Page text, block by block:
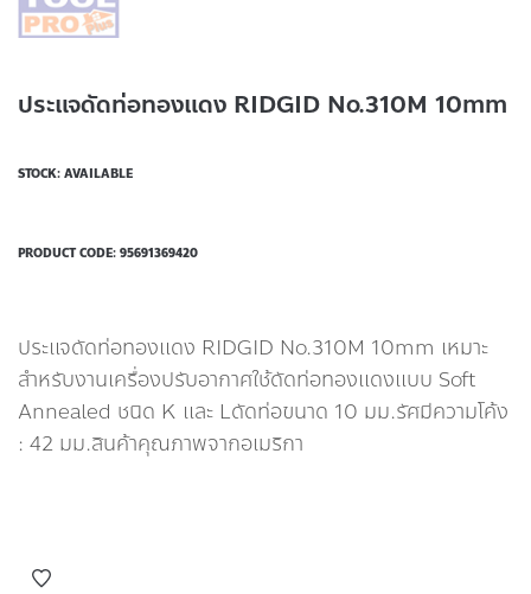
ประแจดัดท่อทองแดง RIDGID No.310M 10mm
STOCK: AVAILABLE
PRODUCT CODE: 95691369420
ประแจดัดท่อทองแดง RIDGID No.310M 10mm เหมาะ
สำหรับงานเครื่องปรับอากาศใช้ดัดท่อทองแดงแบบ Soft
Annealed ชนิด K และ Lดัดท่อขนาด 10 มม.รัศมีความโค้ง
: 42 มม.สินค้าคุณภาพจากอเมริกา